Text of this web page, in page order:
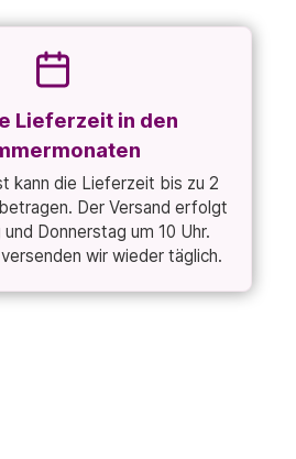
Lieferzeit in den
kann die Lieferzeit bis zu 2
Der Versand erfolgt
Donnerstag um 10 Uhr.
wir wieder täglich.